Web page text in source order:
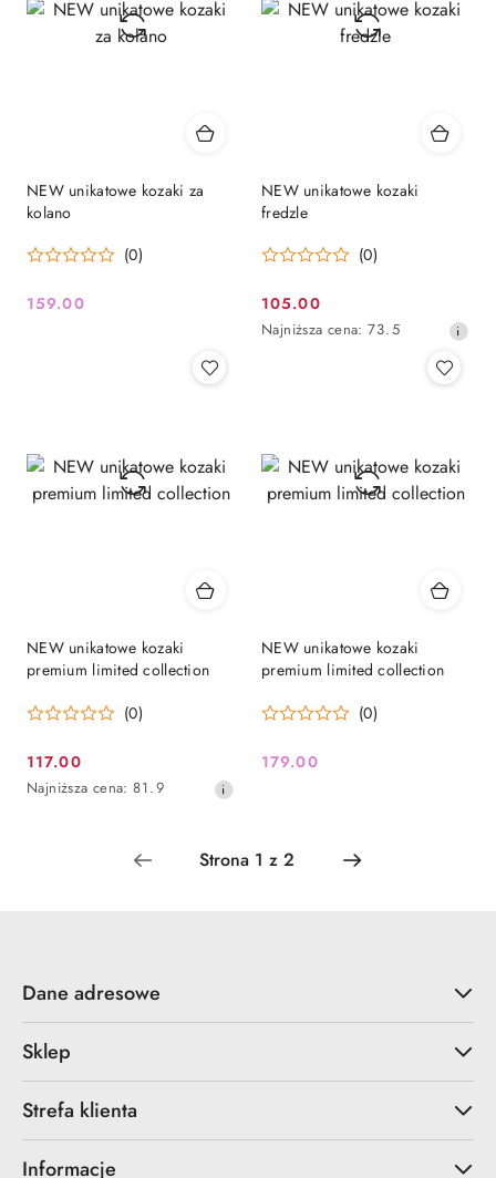
NEW unikatowe kozaki za
kolano
(0)
Cena:
159.00
NEW unikatowe kozaki
fredzle
(0)
Cena
promocyjna:
105.00
Najniższa
Najniższa cena: 73.5
NEW unikatowe kozaki
premium limited collection
(0)
Cena
promocyjna:
117.00
Najniższa
Najniższa cena: 81.9
NEW unikatowe kozaki
premium limited collection
(0)
Cena:
179.00
Dane adresowe
Sklep
Strefa klienta
Informacje